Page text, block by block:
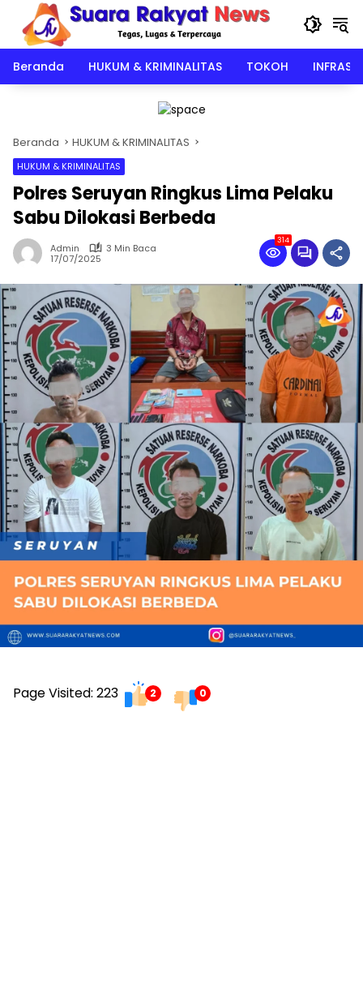
Langsung
konten
Beranda
HUKUM & KRIMINALITAS TOKOH
Beranda HUKUM & KRIMINALITAS
HUKUM & KRIMINALITAS
Polres Seruyan Ringkus Lima Pelaku
Sabu Dilokasi Berbeda
Admin
3 Min Baca
17/07/2025
314
Page Visited: 223 2 0